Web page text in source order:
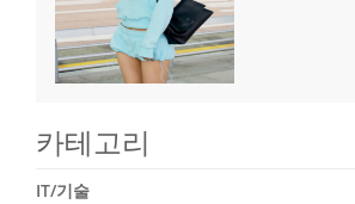
카테고리
IT/기술